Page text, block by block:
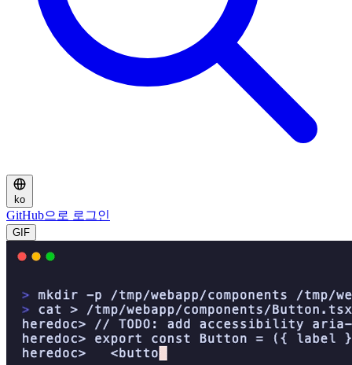
ko
GitHub으로 로그인
GIF